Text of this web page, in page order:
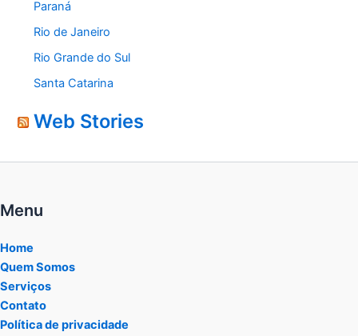
Paraná
Rio de Janeiro
Rio Grande do Sul
Santa Catarina
Web Stories
Menu
Home
Quem Somos
Serviços
Contato
Política de privacidade